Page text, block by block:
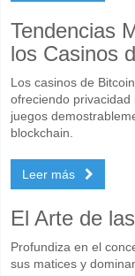
Tendencias
los Casinos
Los casinos de
ofreciendo
juegos
blockchain.
Leer más
El Arte de
Profundiza en el
sus matices y